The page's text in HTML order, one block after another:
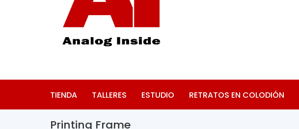
TIENDA TALLERES ESTUDIO RETRATOS EN COLODIÓN
Printing Frame